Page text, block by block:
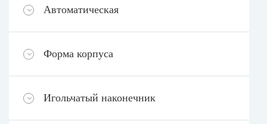
Автоматическая
Форма корпуса
Игольчатый наконечник